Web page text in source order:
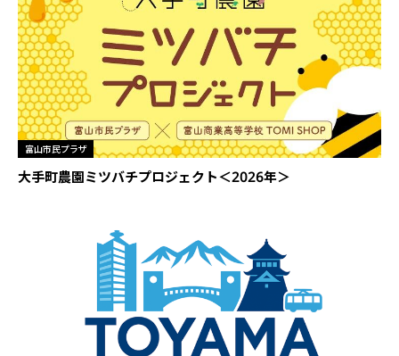
富山市民プラザ
大手町農園ミツバチプロジェクト＜2026年＞